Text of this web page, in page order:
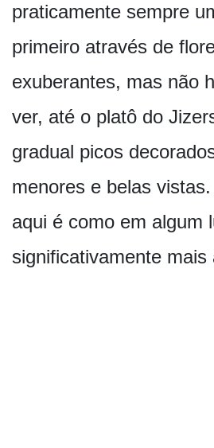
praticamente sempre
primeiro através de
exuberantes, mas não
ver, até o platô do
gradual picos
menores e belas
aqui é como em algum
significativamente mais